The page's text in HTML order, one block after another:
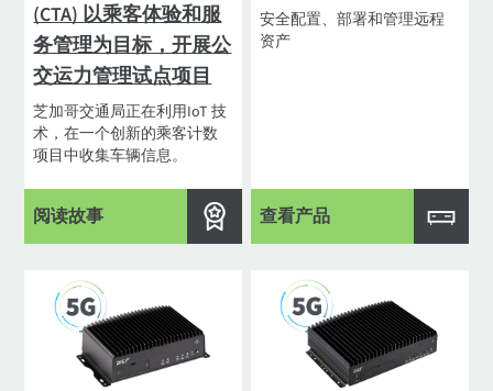
(CTA) 以乘客体验和服
务管理为目标，开展公
交运力管理试点项目
芝加哥交通局正在利用IoT 技
术，在一个创新的乘客计数
项目中收集车辆信息。
阅读故事
安全配置、部署和管理远程
资产
查看产品